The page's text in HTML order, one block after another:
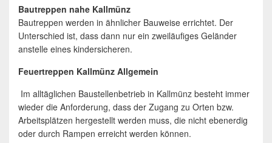
Bautreppen nahe Kallmünz
Bautreppen werden in ähnlicher Bauweise errichtet. Der
Unterschied ist, dass dann nur ein zweiläufiges Geländer
anstelle eines kindersicheren.
Feuertreppen Kallmünz Allgemein
Im alltäglichen Baustellenbetrieb in Kallmünz besteht immer
wieder die Anforderung, dass der Zugang zu Orten bzw.
Arbeitsplätzen hergestellt werden muss, die nicht ebenerdig
oder durch Rampen erreicht werden können.